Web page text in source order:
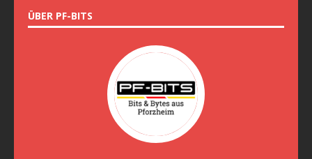
ÜBER PF-BITS